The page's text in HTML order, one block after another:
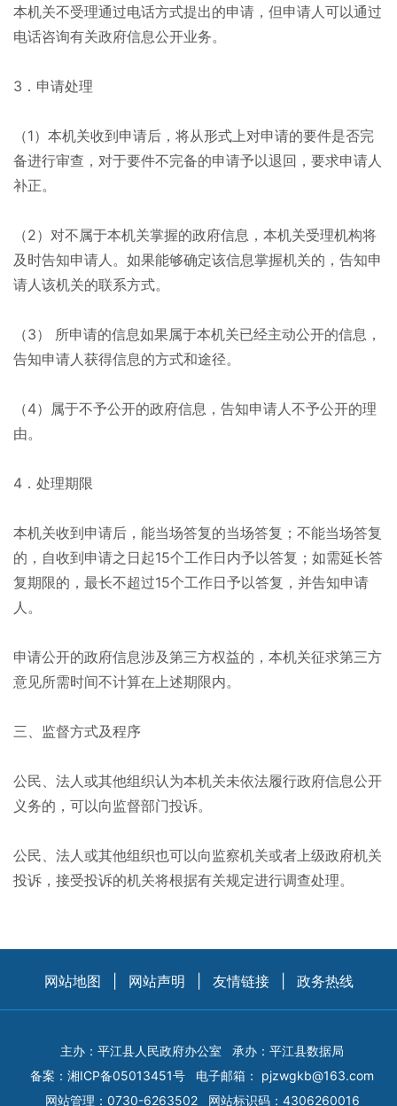
本机关不受理通过电话方式提出的申请，但申请人可以通过
电话咨询有关政府信息公开业务。
3．申请处理
（1）本机关收到申请后，将从形式上对申请的要件是否完
备进行审查，对于要件不完备的申请予以退回，要求申请人
补正。
（2）对不属于本机关掌握的政府信息，本机关受理机构将
及时告知申请人。如果能够确定该信息掌握机关的，告知申
请人该机关的联系方式。
（3） 所申请的信息如果属于本机关已经主动公开的信息，
告知申请人获得信息的方式和途径。
（4）属于不予公开的政府信息，告知申请人不予公开的理
由。
4．处理期限
本机关收到申请后，能当场答复的当场答复；不能当场答复
的，自收到申请之日起15个工作日内予以答复；如需延长答
复期限的，最长不超过15个工作日予以答复，并告知申请
人。
申请公开的政府信息涉及第三方权益的，本机关征求第三方
意见所需时间不计算在上述期限内。
三、监督方式及程序
公民、法人或其他组织认为本机关未依法履行政府信息公开
义务的，可以向监督部门投诉。
公民、法人或其他组织也可以向监察机关或者上级政府机关
投诉，接受投诉的机关将根据有关规定进行调查处理。
网站地图 网站声明 友情链接 政务热线
主办：平江县人民政府办公室
承办：平江县数据局
备案： 湘ICP备05013451号 电子邮箱： pjzwgkb@163.com
网站管理：0730-6263502
网站标识码：4306260016